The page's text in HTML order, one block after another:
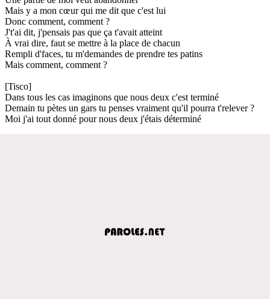
Mais y a mon cœur qui me dit que c'est lui
Donc comment, comment ?
J't'ai dit, j'pensais pas que ça t'avait atteint
À vrai dire, faut se mettre à la place de chacun
Rempli d'faces, tu m'demandes de prendre tes patins
Mais comment, comment ?
[Tisco]
Dans tous les cas imaginons que nous deux c'est terminé
Demain tu pètes un gars tu penses vraiment qu'il pourra t'relever ?
Moi j'ai tout donné pour nous deux j'étais déterminé